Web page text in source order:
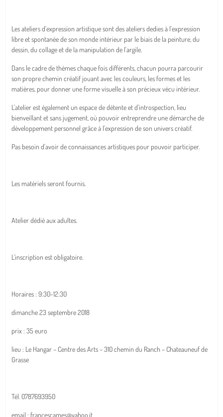
Les ateliers d'expression artistique sont des ateliers dedies à l'expression
libre et spontanée de son monde intérieur par le biais de la peinture, du
dessin, du collage et de la manipulation de l'argile.
Dans le cadre de thèmes chaque fois différents, chacun pourra parcourir
son propre chemin créatif jouant avec les couleurs, les formes et les
matières, pour donner une forme visuelle à son précieux vécu intérieur.
L'atelier est également un espace de détente et d'introspection, lieu
bienveillant et sans jugement, où pouvoir entreprendre une démarche de
développement personnel grâce à l'expression de son univers créatif.
Pas besoin d'avoir de connaissances artistiques pour pouvoir participer.
Les matériels seront fournis.
Atelier dédié aux adultes.
L'inscription est obligatoire.
Horaires : 9:30-12:30
dimanche 23 septembre 2018
prix : 35 euro
lieu : Le Hangar – Centre des Arts – 310 chemin du Ranch – Chateauneuf de
Grasse
Tél. 0787693950
email : francescames@yahoo.it